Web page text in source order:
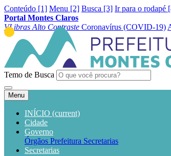
Conteúdo [1] Menu [2] Busca [3] Ir para o rodapé
Portal Montes Claros
VLibras Alto Contraste Coronavírus (COVID-19)
Temo de Busca
Menu
INÍCIO (current)
Cidade
Governo
Órgãos Prefeitura Secretarias
Secretarias